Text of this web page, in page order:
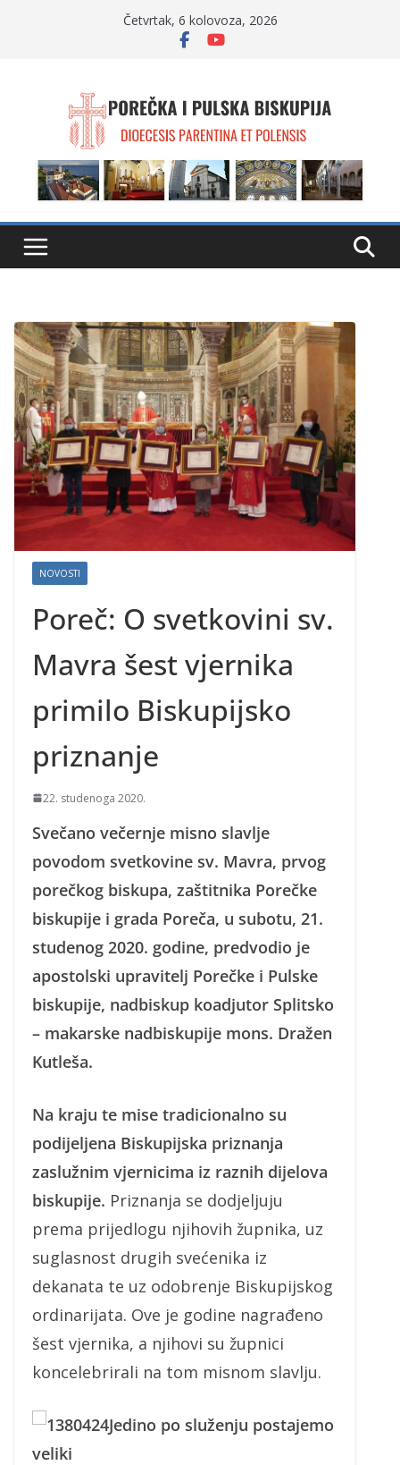
Četvrtak, 6 kolovoza, 2026
NOVOSTI
Poreč: O svetkovini sv.
Mavra šest vjernika
primilo Biskupijsko
priznanje
22. studenoga 2020.
Svečano večernje misno slavlje
povodom svetkovine sv. Mavra, prvog
porečkog biskupa, zaštitnika Porečke
biskupije i grada Poreča, u subotu, 21.
studenog 2020. godine, predvodio je
apostolski upravitelj Porečke i Pulske
biskupije, nadbiskup koadjutor Splitsko
– makarske nadbiskupije mons. Dražen
Kutleša.
Na kraju te mise tradicionalno su
podijeljena Biskupijska priznanja
zaslužnim vjernicima iz raznih dijelova
biskupije. Priznanja se dodjeljuju
prema prijedlogu njihovih župnika, uz
suglasnost drugih svećenika iz
dekanata te uz odobrenje Biskupijskog
ordinarijata. Ove je godine nagrađeno
šest vjernika, a njihovi su župnici
koncelebrirali na tom misnom slavlju.
Jedino po služenju postajemo
veliki